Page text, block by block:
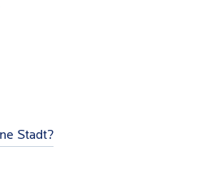
Stadt?